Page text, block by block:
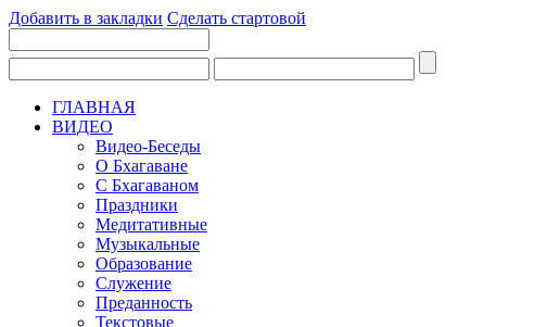
Добавить в закладки Сделать стартовой
ГЛАВНАЯ
ВИДЕО
Видео-Беседы
О Бхагаване
С Бхагаваном
Праздники
Медитативные
Музыкальные
Образование
Служение
Преданность
Текстовые